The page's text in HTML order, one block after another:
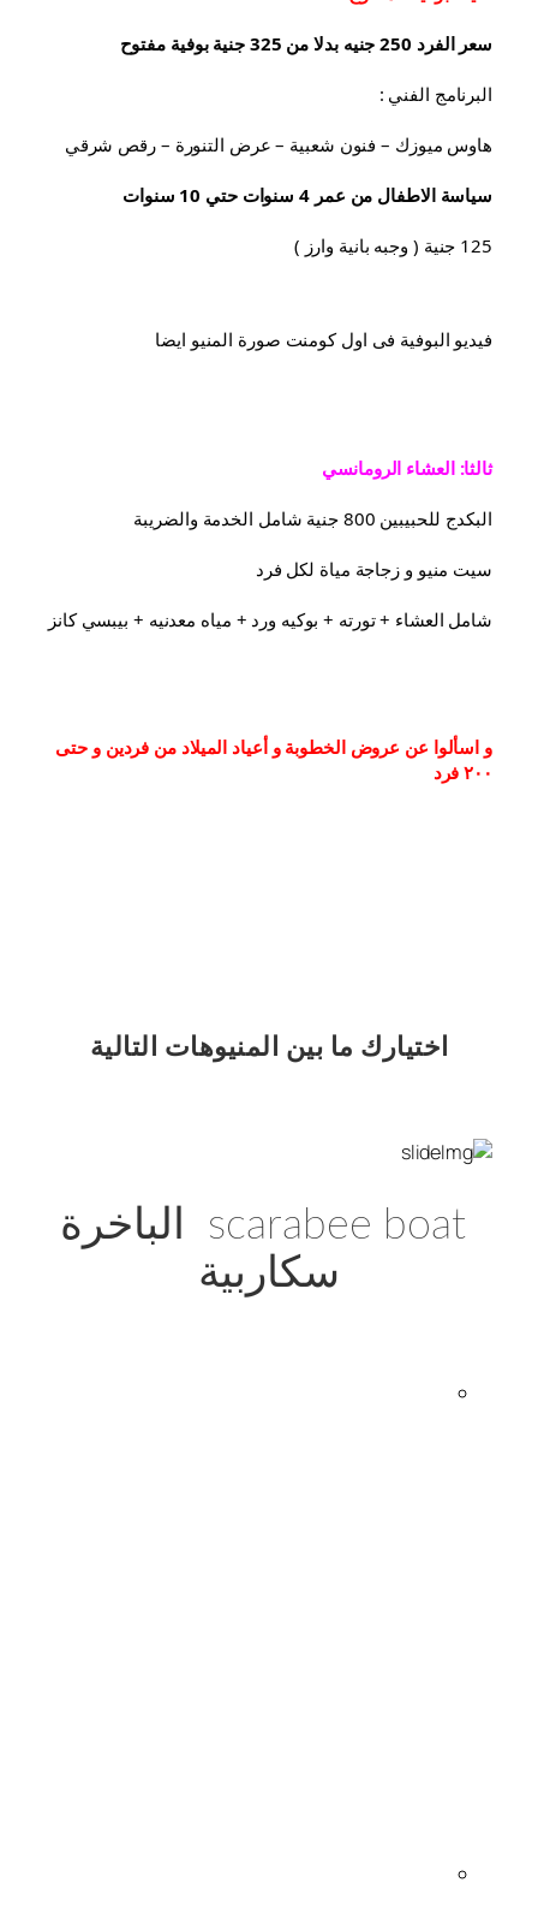
سعر الفرد 250 جنيه بدلا من 325 جنية بوفية مفتوح
البرنامج الفني :
هاوس ميوزك – فنون شعبية – عرض التنورة – رقص شرقي
سياسة الاطفال من عمر 4 سنوات حتي 10 سنوات
125 جنية ( وجبه بانية وارز )
فيديو البوفية فى اول كومنت صورة المنيو ايضا
ثالثا: العشاء الرومانسي
البكدج للحبيبين 800 جنية شامل الخدمة والضريبة
سيت منيو و زجاجة مياة لكل فرد
شامل العشاء⁦⁩ + تورته + بوكيه ورد + مياه معدنيه + بيبسي كانز
٢٠٠ فرد
اختيارك ما بين المنيوهات التالية
scarabee boat الباخرة
سكاربية